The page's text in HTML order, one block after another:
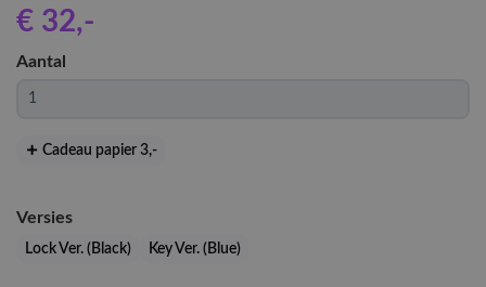
€ 32,-
Aantal
Cadeau papier 3,-
Versies
Lock Ver. (Black) Key Ver. (Blue)